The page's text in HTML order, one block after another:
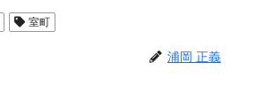
室町
浦岡 正義